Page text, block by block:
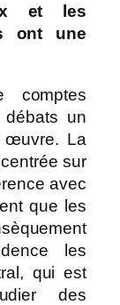
et les
ont une
comptes
débats un
œuvre. La
sur
avec
que les
les
qui est
des